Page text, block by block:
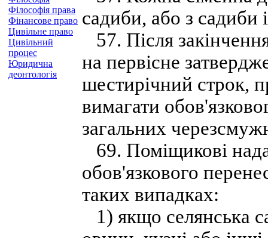
Філософія права
Фінансове право
Цивільне право
Цивільний
процес
Юридична
деонтологія
садиби, або з садиби
57. Після
на первісне
шестирічний строк,
вимагати
загальних
69. Поміщикові
обов'язкового
таких випадках:
1) якщо селянська